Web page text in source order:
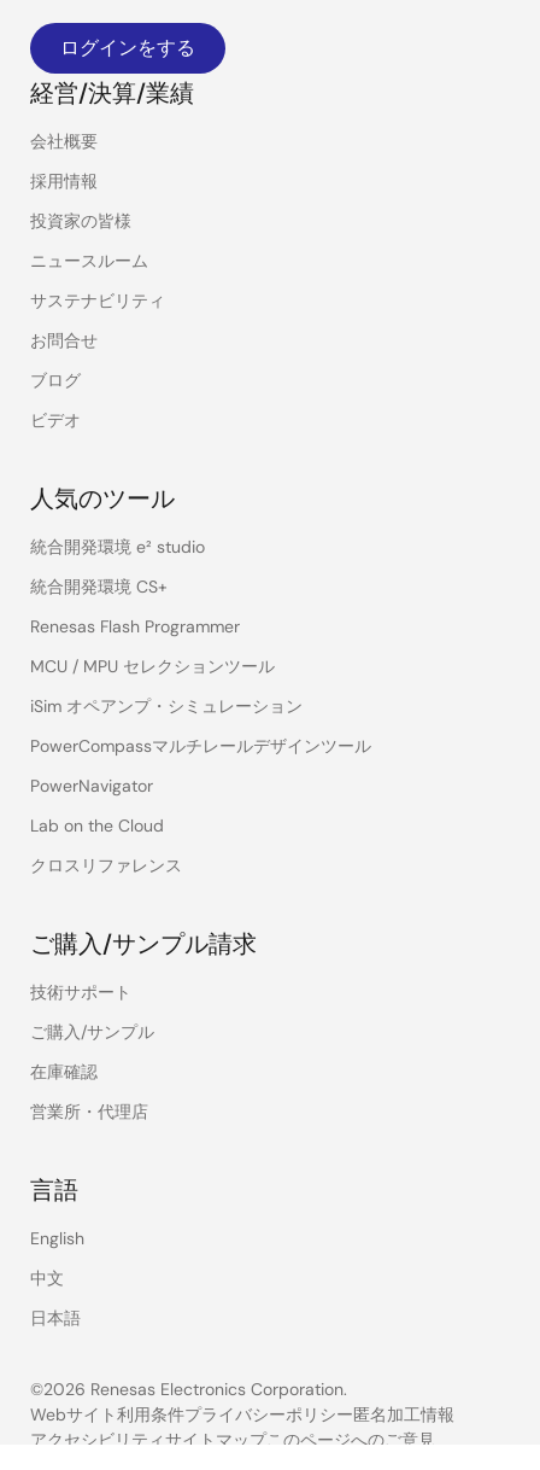
ログインをする
経営/決算/業績
会社概要
採用情報
投資家の皆様
ニュースルーム
サステナビリティ
お問合せ
ブログ
ビデオ
人気のツール
統合開発環境 e² studio
統合開発環境 CS+
Renesas Flash Programmer
MCU / MPU セレクションツール
iSim オペアンプ・シミュレーション
PowerCompassマルチレールデザインツール
PowerNavigator
Lab on the Cloud
クロスリファレンス
ご購入/サンプル請求
技術サポート
ご購入/サンプル
在庫確認
営業所・代理店
言語
English
中文
日本語
©2026 Renesas Electronics Corporation.
Legal
Webサイト利用条件プライバシーポリシー匿名加工情報
アクセシビリティサイトマップこのページへのご意見